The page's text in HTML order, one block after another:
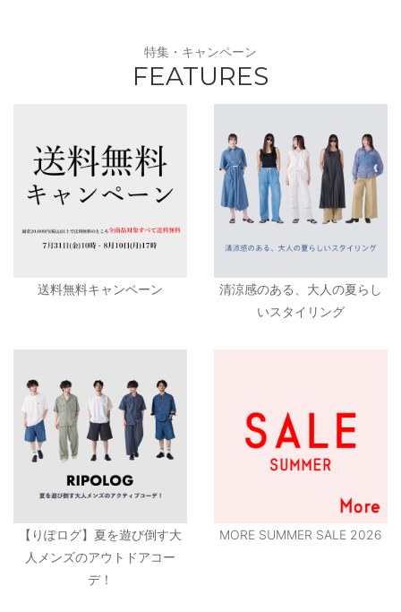
特集・キャンペーン
FEATURES
送料無料キャンペーン
清涼感のある、大人の夏らし
いスタイリング
【りぽログ】夏を遊び倒す大
人メンズのアウトドアコー
デ！
MORE SUMMER SALE 2026